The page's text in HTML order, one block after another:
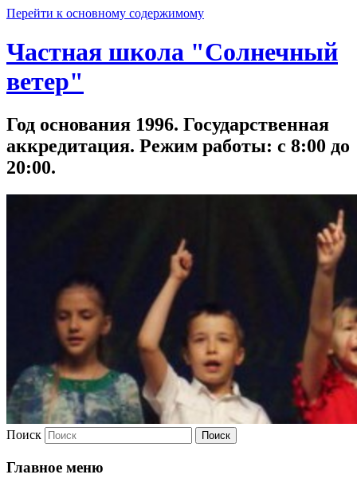
Перейти к основному содержимому
Частная школа "Солнечный
ветер"
Год основания 1996. Государственная
аккредитация. Режим работы: с 8:00 до
20:00.
Поиск
Главное меню